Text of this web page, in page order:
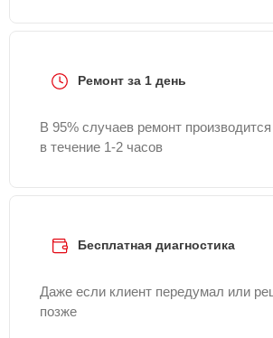
Ремонт за 1 день
В 95% случаев ремонт
в течение 1-2 часов
Бесплатная диагностика
Даже если клиент передумал или
позже